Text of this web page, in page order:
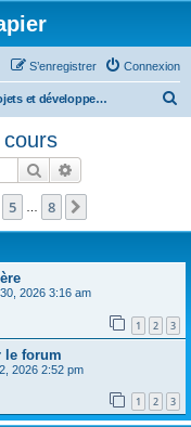
Connexion
S’enregistrer
Projets et développements en cours
r
Rechercher
5 8
2026 3:16 am
1 2 3
le forum
2026 2:52 pm
1 2 3